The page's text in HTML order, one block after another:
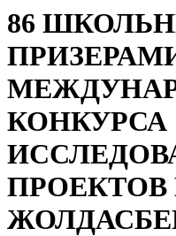
86
ПРИЗЕРАМИ
КОНКУРСА
ПРОЕКТОВ